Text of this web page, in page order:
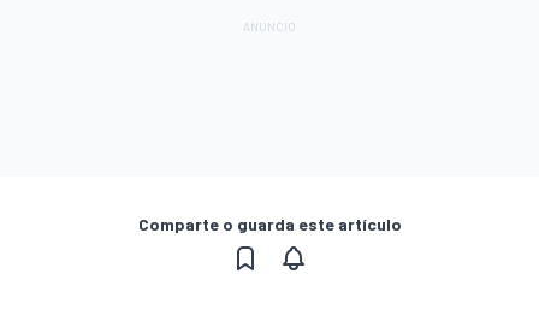
Comparte o guarda este artículo